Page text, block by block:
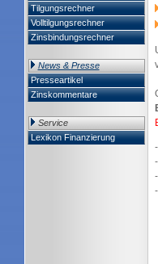
Tilgungsrechner
Volltilgungsrechner
Zinsbindungsrechner
News & Presse
Presseartikel
Zinskommentare
Service
Lexikon Finanzierung